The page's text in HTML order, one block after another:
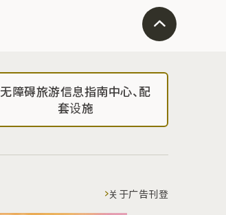
无障碍旅游信息指南中心、配
套设施
关于广告刊登